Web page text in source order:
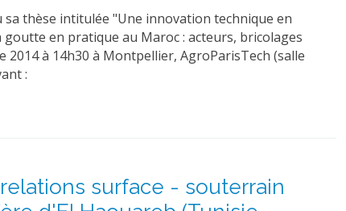
thèse intitulée "Une innovation technique en
en pratique au Maroc : acteurs, bricolages
2014 à 14h30 à Montpellier, AgroParisTech (salle
:
surface - souterrain